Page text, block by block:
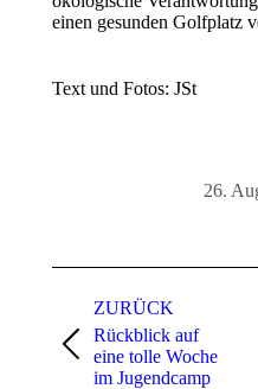
einen gesunden Golfplatz
Text und Fotos: JSt
26.
ZURÜCK
Vorheriger
Beitrag:
Rückblick auf
eine tolle Woche
im Jugendcamp